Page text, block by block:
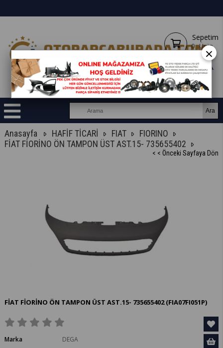
Sepetim
0 Ürün
Anasayfa HAFİF TİCARİ FIAT
FIORINO
FİAT FİORİNO ÖN TAMPON ÜST AST.15- 735655402
< < Önceki Sayfaya Dön
FİAT FİORİNO ÖN TAMPON ÜST AST.15- 735655402(FIA07FI051P)
Marka
DEGA
×